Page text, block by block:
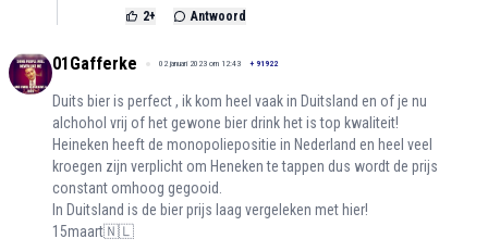
2+ Antwoord
01Gafferke 02 januari 2023 om 12:43 + 91922
Duits bier is perfect , ik kom heel vaak in Duitsland en of je nu
alchohol vrij of het gewone bier drink het is top kwaliteit!
Heineken heeft de monopoliepositie in Nederland en heel veel
kroegen zijn verplicht om Heneken te tappen dus wordt de prijs
constant omhoog gegooid.
In Duitsland is de bier prijs laag vergeleken met hier!
15maart🇳🇱